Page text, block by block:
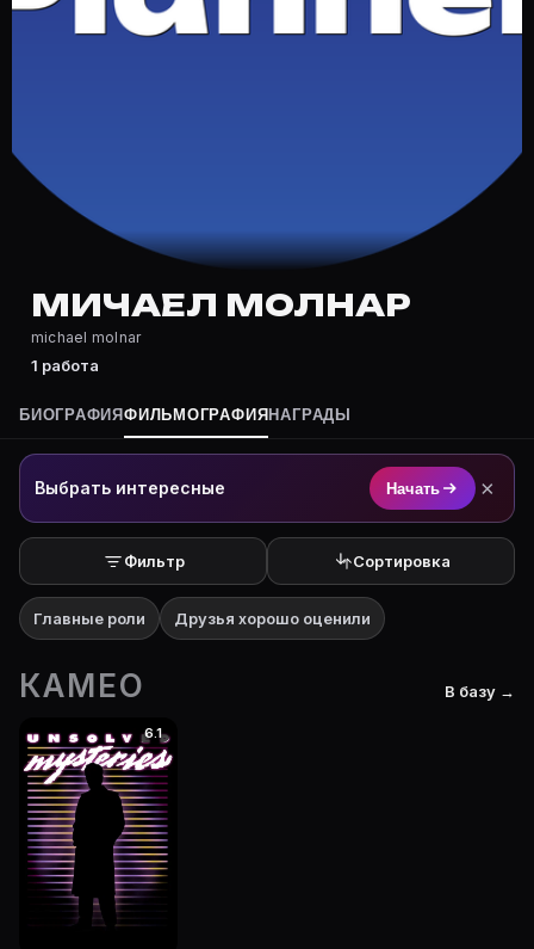
Где снимался Мичаел Молнар?
Мичаел Молнар — актёр. Биография и роли на
Где открыть фильмографию Мичаел Молнар?
На Movie Planner: https://movie-planner.ru/s/
МИЧАЕЛ МОЛНАР
michael molnar
1 работа
БИОГРАФИЯФИЛЬМОГРАФИЯ НАГРАДЫ
Выбрать интересные Начать ×
Фильтр Сортировка
Главные роли Друзья хорошо оценили
КАМЕО В базу →
6.1